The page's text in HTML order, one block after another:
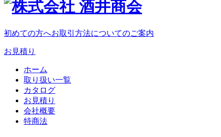
初めての方へお取引方法についてのご案内
お見積り
ホーム
取り扱い一覧
カタログ
お見積り
会社概要
特商法